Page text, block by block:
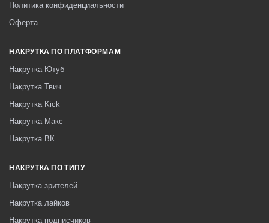
Политика конфиденциальности
Оферта
НАКРУТКА ПО ПЛАТФОРМАМ
Накрутка Ютуб
Накрутка Твич
Накрутка Kick
Накрутка Макс
Накрутка ВК
НАКРУТКА ПО ТИПУ
Накрутка зрителей
Накрутка лайков
Накрутка подписчиков